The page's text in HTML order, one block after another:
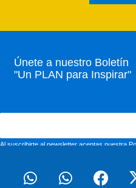
Únete a nuestro Boletín
"Un PLAN para Inspirar"
Al suscribirte al newsletter aceptas nuestra